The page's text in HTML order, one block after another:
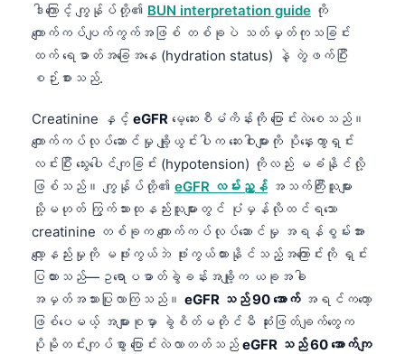
ဒါကြောင့် ကျွန်ုပ်တို့၏ BUN interpretation guide ကို
ကျောက်ကပ်ပျက်ကွက်အဖြစ် တစ်ခုပဲ သတ်မှတ်ကုသခြင်း
ထက် ရေဓာတ်အခြေအနေ (hydration status) နဲ့ တွဲဖက်ပြီး
စဉ်းစားသည်.
Creatinine နှင့် eGFR မေ့ဆေးစီမံကိန်းကို ပြောင်းလဲစေသည်။
ကျောက်ကပ်လုပ်ဆောင်မှု ချို့ယွင်းပါက ဆေးဝါးများကို ပိုနှေးကွာရှင်း
လင်းပြီး သွေးပေါင်ကျခြင်း (hypotension) ကိုလည်း မခံနိုင်လို့
ဖြစ်သည်။ ကျွန်ုပ်တို့၏ eGFR လမ်းညွှန် အသက်ကြီးသူများ
သို့မဟုတ် ကြွက်သားထုနည်းသူများတွင် ပုံမှန်လိုထင်ရသော
creatinine တစ်ခုက ကျောက်ကပ်လုပ်ဆောင်မှု အရန်စွမ်းအား
လျော့နည်းမှုကို မဖုံးကွယ်ဘဲ ဖုံးကွယ်ထားနိုင်သည့်အကြောင်းကို ရှင်း
ပြထားသည်—ဥရောပဓာတ်ခွဲခန်းအချို့က ယခုအခါ
အမှတ်အသားပြုလာကြသည်။ eGFR သည် 90 အောက်အရင်ကတော့
ဖြစ်ပေမယ့် အများစုမှာ ခွဲစိတ်မတိုင်မီ ဆုံးဖြတ်ချက်တွေက
ပိုမိုတင်းကျပ်စွာ ပြောင်းလဲလာတတ်သည် eGFR သည် 60 အောက်ကျ